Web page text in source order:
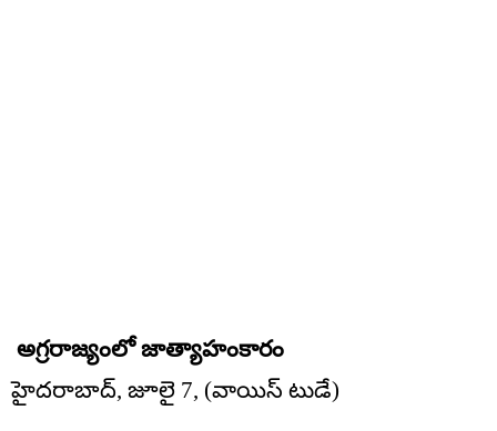
అగ్రరాజ్యంలో జాత్యాహంకారం
హైదరాబాద్, జూలై 7, (వాయిస్ టుడే)